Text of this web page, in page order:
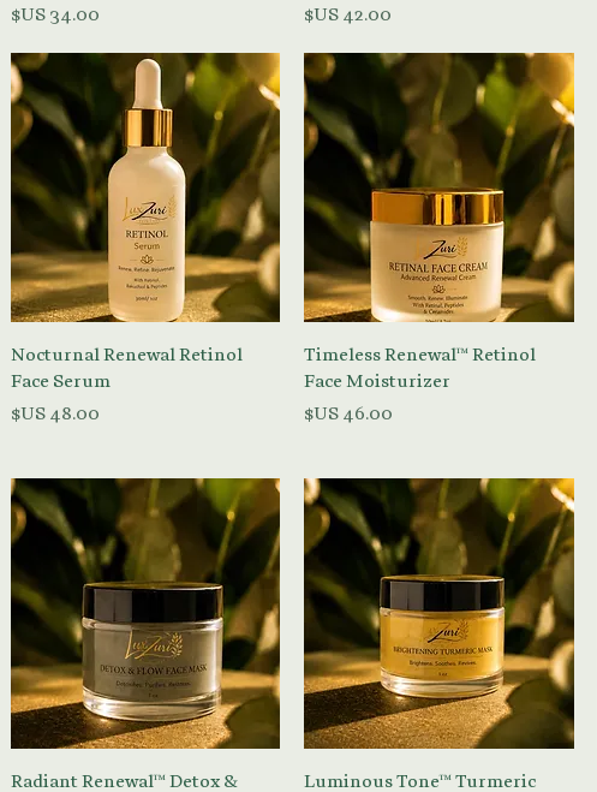
السعر
السعر
العرض السريع
Timeless Renewal™ Retinol
Face Moisturizer
السعر
العرض السريع
Nocturnal Renewal Retinol
Face Serum
السعر
العرض السريع
Luminous Tone™ Turmeric
العرض السريع
Radiant Renewal™ Detox &